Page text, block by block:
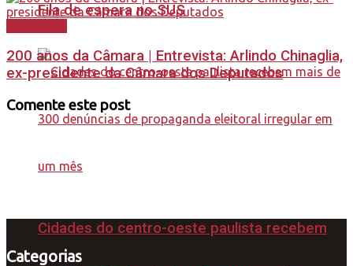
Fila de espera no SUS
Cidades do centro-oeste paulista recebem
200 anos da Câmara | Entrevista: Arlindo Chinaglia,
ex-presidente da Câmara dos Deputados
Comente este post
Categorias